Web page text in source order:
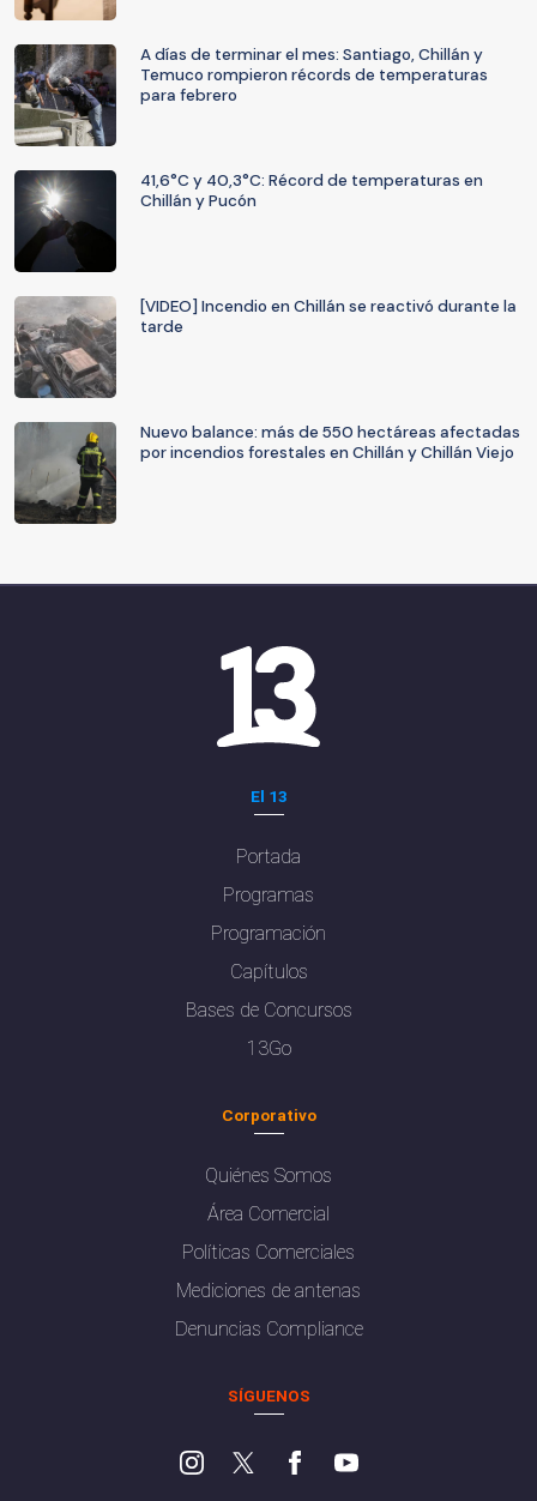
A días de terminar el mes: Santiago, Chillán y
Temuco rompieron récords de temperaturas
para febrero
41,6°C y 40,3°C: Récord de temperaturas en
Chillán y Pucón
[VIDEO] Incendio en Chillán se reactivó durante la
tarde
Nuevo balance: más de 550 hectáreas afectadas
por incendios forestales en Chillán y Chillán Viejo
El 13
Portada
Programas
Programación
Capítulos
Bases de Concursos
13Go
Corporativo
Quiénes Somos
Área Comercial
Políticas Comerciales
Mediciones de antenas
Denuncias Compliance
SÍGUENOS